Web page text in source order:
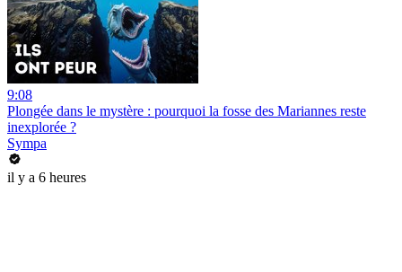
9:08
Plongée dans le mystère : pourquoi la fosse des Mariannes reste
inexplorée ?
Sympa
il y a 6 heures